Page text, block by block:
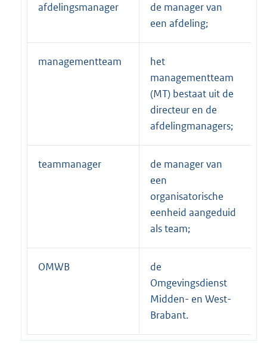
afdelingsmanager
de manager van
een afdeling;
managementteam
het
managementteam
(MT) bestaat uit de
directeur en de
afdelingmanagers;
teammanager
de manager van
een
organisatorische
eenheid aangeduid
als team;
OMWB
de
Omgevingsdienst
Midden- en West-
Brabant.